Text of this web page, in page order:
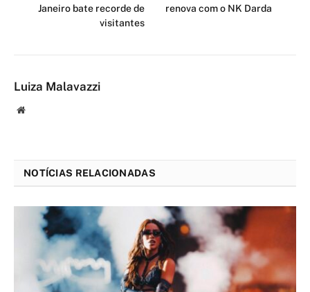
Janeiro bate recorde de
visitantes
renova com o NK Darda
Luiza Malavazzi
Website
NOTÍCIAS RELACIONADAS